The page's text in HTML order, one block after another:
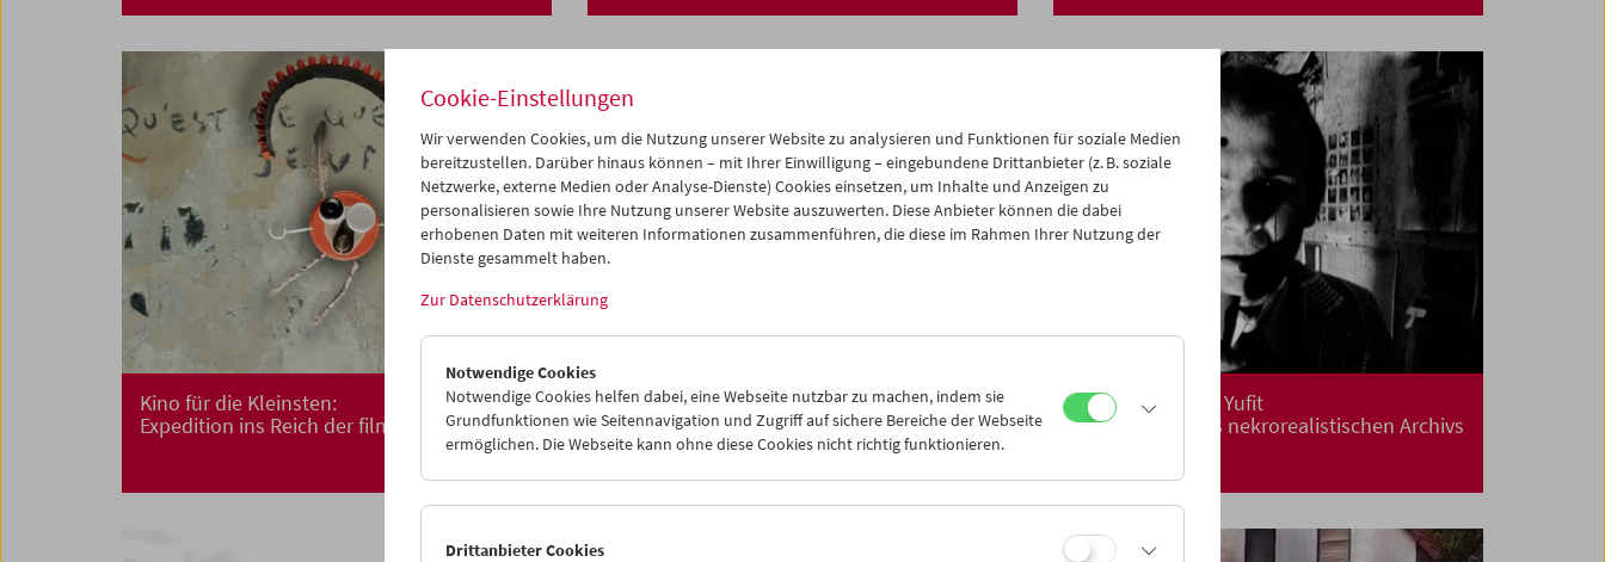
Kino für die Kleinsten:
Expedition ins Reich der filmischen Tiere
Laura Mulvey
Werkschau und Carte blanche
Treibgut: Evgeny Yufit
Erkundung eines nekrorealistischen Archivs
Cookie-Einstellungen
Wir verwenden Cookies, um die Nutzung unserer Website zu analysieren und Funktionen für soziale Medien
bereitzustellen. Darüber hinaus können – mit Ihrer Einwilligung – eingebundene Drittanbieter (z. B. soziale
Netzwerke, externe Medien oder Analyse-Dienste) Cookies einsetzen, um Inhalte und Anzeigen zu
personalisieren sowie Ihre Nutzung unserer Website auszuwerten. Diese Anbieter können die dabei
erhobenen Daten mit weiteren Informationen zusammenführen, die diese im Rahmen Ihrer Nutzung der
Dienste gesammelt haben.
Zur Datenschutzerklärung
Notwendige Cookies
Notwendige Cookies helfen dabei, eine Webseite nutzbar zu machen, indem sie
Grundfunktionen wie Seitennavigation und Zugriff auf sichere Bereiche der Webseite
ermöglichen. Die Webseite kann ohne diese Cookies nicht richtig funktionieren.
Drittanbieter Cookies